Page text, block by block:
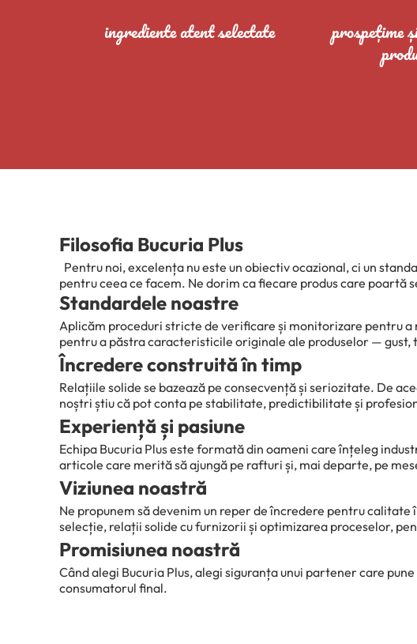
ingrediente atent selectate
prospețime
Filosofia Bucuria Plus
Pentru noi, excelența nu este un obiectiv ocazional, ci un
pentru ceea ce facem. Ne dorim ca fiecare produs care
Standardele noastre
Aplicăm proceduri stricte de verificare și monitorizare pentru
pentru a păstra caracteristicile originale ale produselor — gust,
Încredere construită în timp
Relațiile solide se bazează pe consecvență și seriozitate. De
noștri știu că pot conta pe stabilitate, predictibilitate și
Experiență și pasiune
Echipa Bucuria Plus este formată din oameni care înțeleg
articole care merită să ajungă pe rafturi și, mai departe, pe
Viziunea noastră
Ne propunem să devenim un reper de încredere pentru
selecție, relații solide cu furnizorii și optimizarea proceselor,
Promisiunea noastră
Când alegi Bucuria Plus, alegi siguranța unui partener care
consumatorul final.